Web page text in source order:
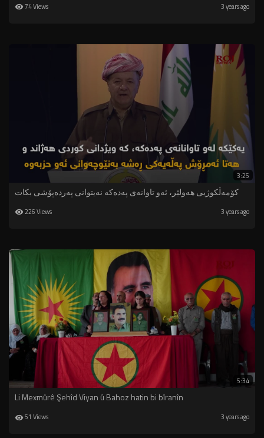
74 Views 3 years ago
3:25
کۆمەڵکوژیی هەولێر، ئەو تاوانەی پەدەکە نەیتوانی پەردەپۆشی بکات
226 Views 3 years ago
5:34
Li Mexmûrê Şehîd Viyan û Bahoz hatin bi bîranîn
51 Views 3 years ago